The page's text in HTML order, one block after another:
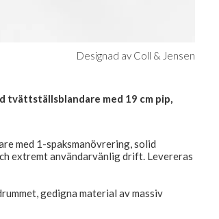
Designad av Coll & Jensen
tvättställsblandare med 19 cm pip,
med 1-spaksmanövrering, solid
extremt användarvänlig drift. Levereras
gedigna material av massiv